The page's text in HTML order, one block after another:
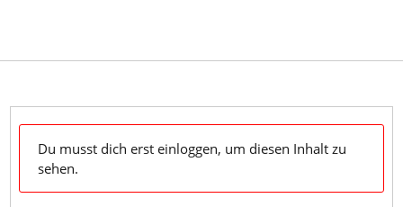
Dein Klaviyo-Support OnDemand & zum Mitnehmen
Du musst dich erst einloggen, um diesen Inhalt zu
sehen.